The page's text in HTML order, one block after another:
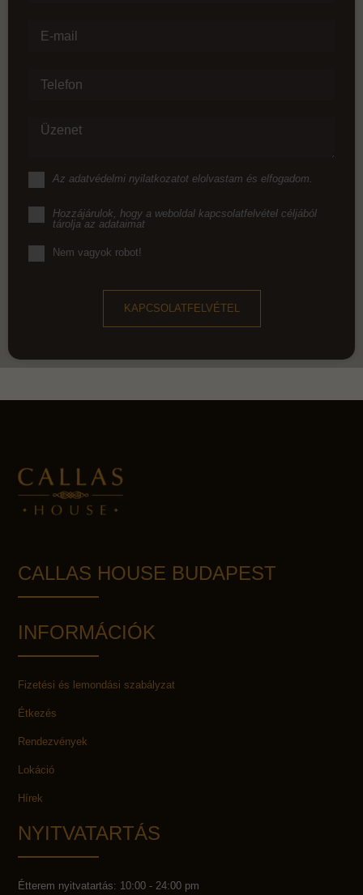
E-mail
Telefon
Üzenet
Az adatvédelmi nyilatkozatot elolvastam és elfogadom.
Hozzájárulok, hogy a weboldal kapcsolatfelvétel céljából
tárolja az adataimat
Nem vagyok robot!
KAPCSOLATFELVÉTEL
CALLAS HOUSE BUDAPEST
INFORMÁCIÓK
Fizetési és lemondási szabályzat
Étkezés
Rendezvények
Lokáció
Hírek
NYITVATARTÁS
Étterem nyitvatartás: 10:00 - 24:00 pm